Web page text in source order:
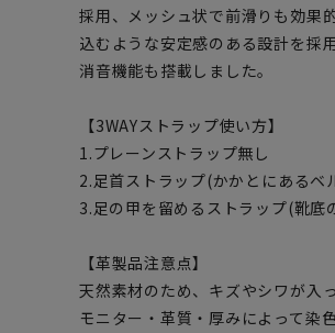
採用、メッシュ状で前滑りも効果
込むような安定感のある設計を採
消音機能も搭載しました。
【3WAYストラップ使い方】
1.プレーンストラップ無し
2.足首ストラップ(かかとにあるベ
3.足の甲を留めるストラップ(靴底
【革製品注意点】
天然素材のため、キズやシワが入
モニター・革質・厚みによって染